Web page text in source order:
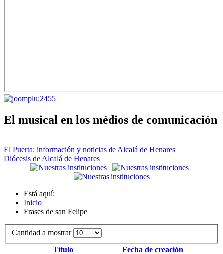
El musical en los médios de comunicación
El Puerta: información y noticias de Alcalá de Henares
Diócesis de Alcalá de Henares
Está aquí:
Inicio
Frases de san Felipe
Cantidad a mostrar
Título
Fecha de creación